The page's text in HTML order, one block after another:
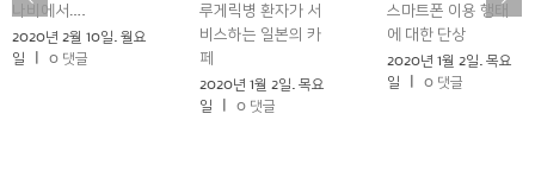
나비에서….
2020년 2월 10일. 월요
일
0 댓글
루게릭병 환자가 서
비스하는 일본의 카
페
2020년 1월 2일. 목요
일
0 댓글
스마트폰 이용 행태
에 대한 단상
2020년 1월 2일. 목요
일
0 댓글